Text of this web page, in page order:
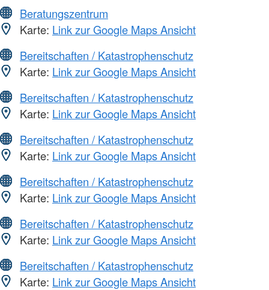
Beratungszentrum
Karte: Link zur Google Maps Ansicht
Bereitschaften / Katastrophenschutz
Karte: Link zur Google Maps Ansicht
Bereitschaften / Katastrophenschutz
Karte: Link zur Google Maps Ansicht
Bereitschaften / Katastrophenschutz
Karte: Link zur Google Maps Ansicht
Bereitschaften / Katastrophenschutz
Karte: Link zur Google Maps Ansicht
Bereitschaften / Katastrophenschutz
Karte: Link zur Google Maps Ansicht
Bereitschaften / Katastrophenschutz
Karte: Link zur Google Maps Ansicht